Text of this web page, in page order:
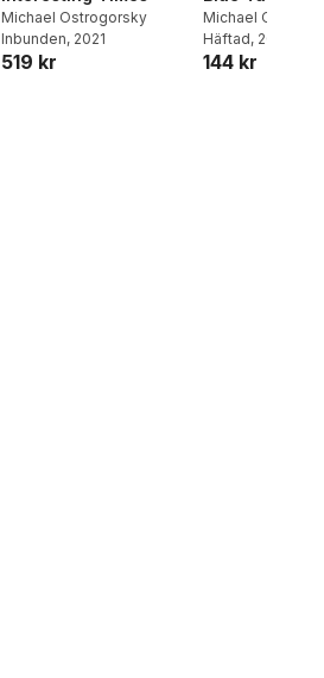
Michael Ostrogorsky
Inbunden, 2021
519 kr
Michael
Häftad, 2019
144 kr